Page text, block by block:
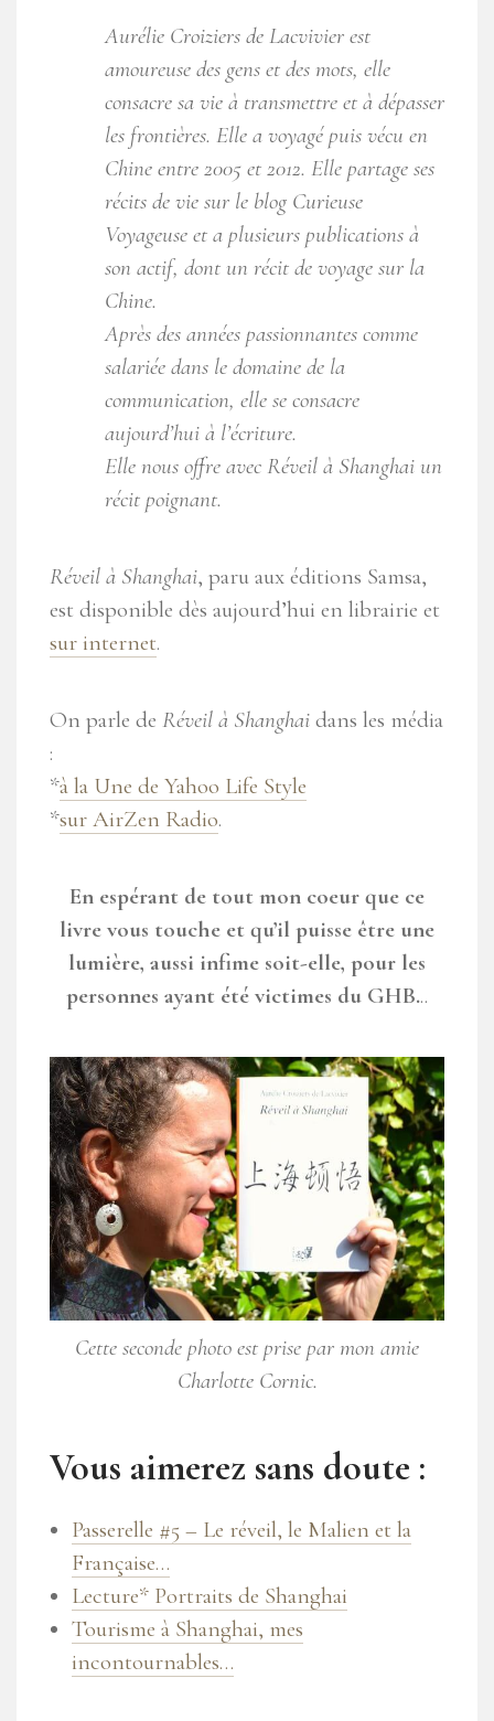
Aurélie Croiziers de Lacvivier est
amoureuse des gens et des mots, elle
consacre sa vie à transmettre et à dépasser
les frontières. Elle a voyagé puis vécu en
Chine entre 2005 et 2012. Elle partage ses
récits de vie sur le blog Curieuse
Voyageuse et a plusieurs publications à
son actif, dont un récit de voyage sur la
Chine.
Après des années passionnantes comme
salariée dans le domaine de la
communication, elle se consacre
aujourd’hui à l’écriture.
Elle nous offre avec Réveil à Shanghai un
récit poignant.
Réveil à Shanghai, paru aux éditions Samsa,
est disponible dès aujourd’hui en librairie et
sur internet.
On parle de Réveil à Shanghai dans les média
:
*à la Une de Yahoo Life Style
*sur AirZen Radio.
En espérant de tout mon coeur que ce
livre vous touche et qu’il puisse être une
lumière, aussi infime soit-elle, pour les
personnes ayant été victimes du GHB...
Cette seconde photo est prise par mon amie
Charlotte Cornic.
Vous aimerez sans doute :
Passerelle #5 – Le réveil, le Malien et la
Française…
Lecture* Portraits de Shanghai
Tourisme à Shanghai, mes
incontournables…